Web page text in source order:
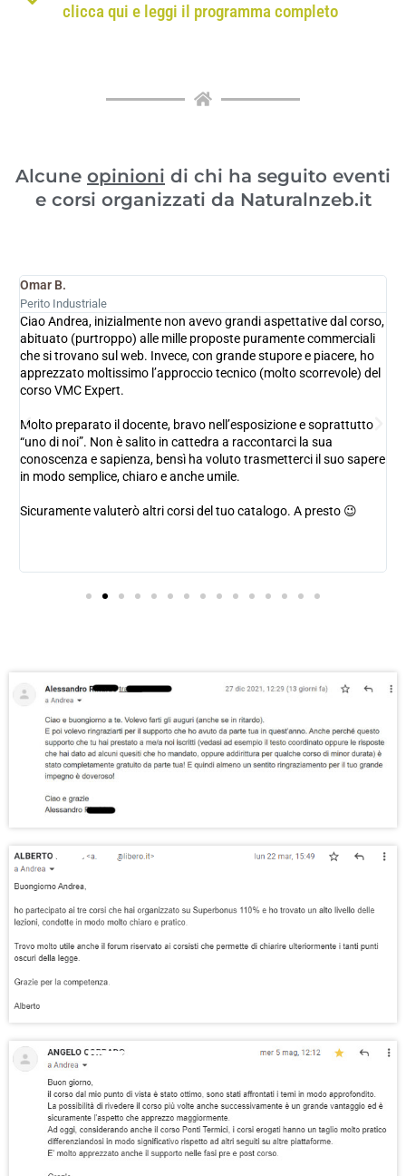
clicca qui e leggi il programma completo
Alcune opinioni di chi ha seguito eventi
e corsi organizzati da Naturalnzeb.it
Omar B.
Perito Industriale
Ciao Andrea, inizialmente non avevo grandi aspettative dal corso,
abituato (purtroppo) alle mille proposte puramente commerciali
che si trovano sul web. Invece, con grande stupore e piacere, ho
apprezzato moltissimo l’approccio tecnico (molto scorrevole) del
corso VMC Expert.
Molto preparato il docente, bravo nell’esposizione e soprattutto
“uno di noi”. Non è salito in cattedra a raccontarci la sua
conoscenza e sapienza, bensì ha voluto trasmetterci il suo sapere
in modo semplice, chiaro e anche umile.
Sicuramente valuterò altri corsi del tuo catalogo. A presto 😉